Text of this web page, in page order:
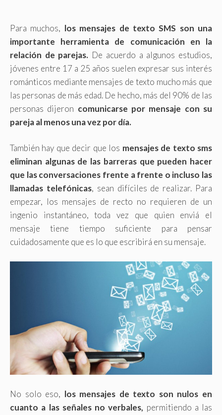
Para muchos, los mensajes de texto SMS son una
importante herramienta de comunicación en la
relación de parejas. De acuerdo a algunos estudios,
jóvenes entre 17 a 25 años suelen expresar sus interés
románticos mediante mensajes de texto mucho más que
las personas de más edad. De hecho, más del 90% de las
personas dijeron comunicarse por mensaje con su
pareja al menos una vez por día.
También hay que decir que los mensajes de texto sms
eliminan algunas de las barreras que pueden hacer
que las conversaciones frente a frente o incluso las
llamadas telefónicas, sean difíciles de realizar. Para
empezar, los mensajes de recto no requieren de un
ingenio instantáneo, toda vez que quien enviá el
mensaje tiene tiempo suficiente para pensar
cuidadosamente que es lo que escribirá en su mensaje.
No solo eso, los mensajes de texto son nulos en
cuanto a las señales no verbales, permitiendo a las